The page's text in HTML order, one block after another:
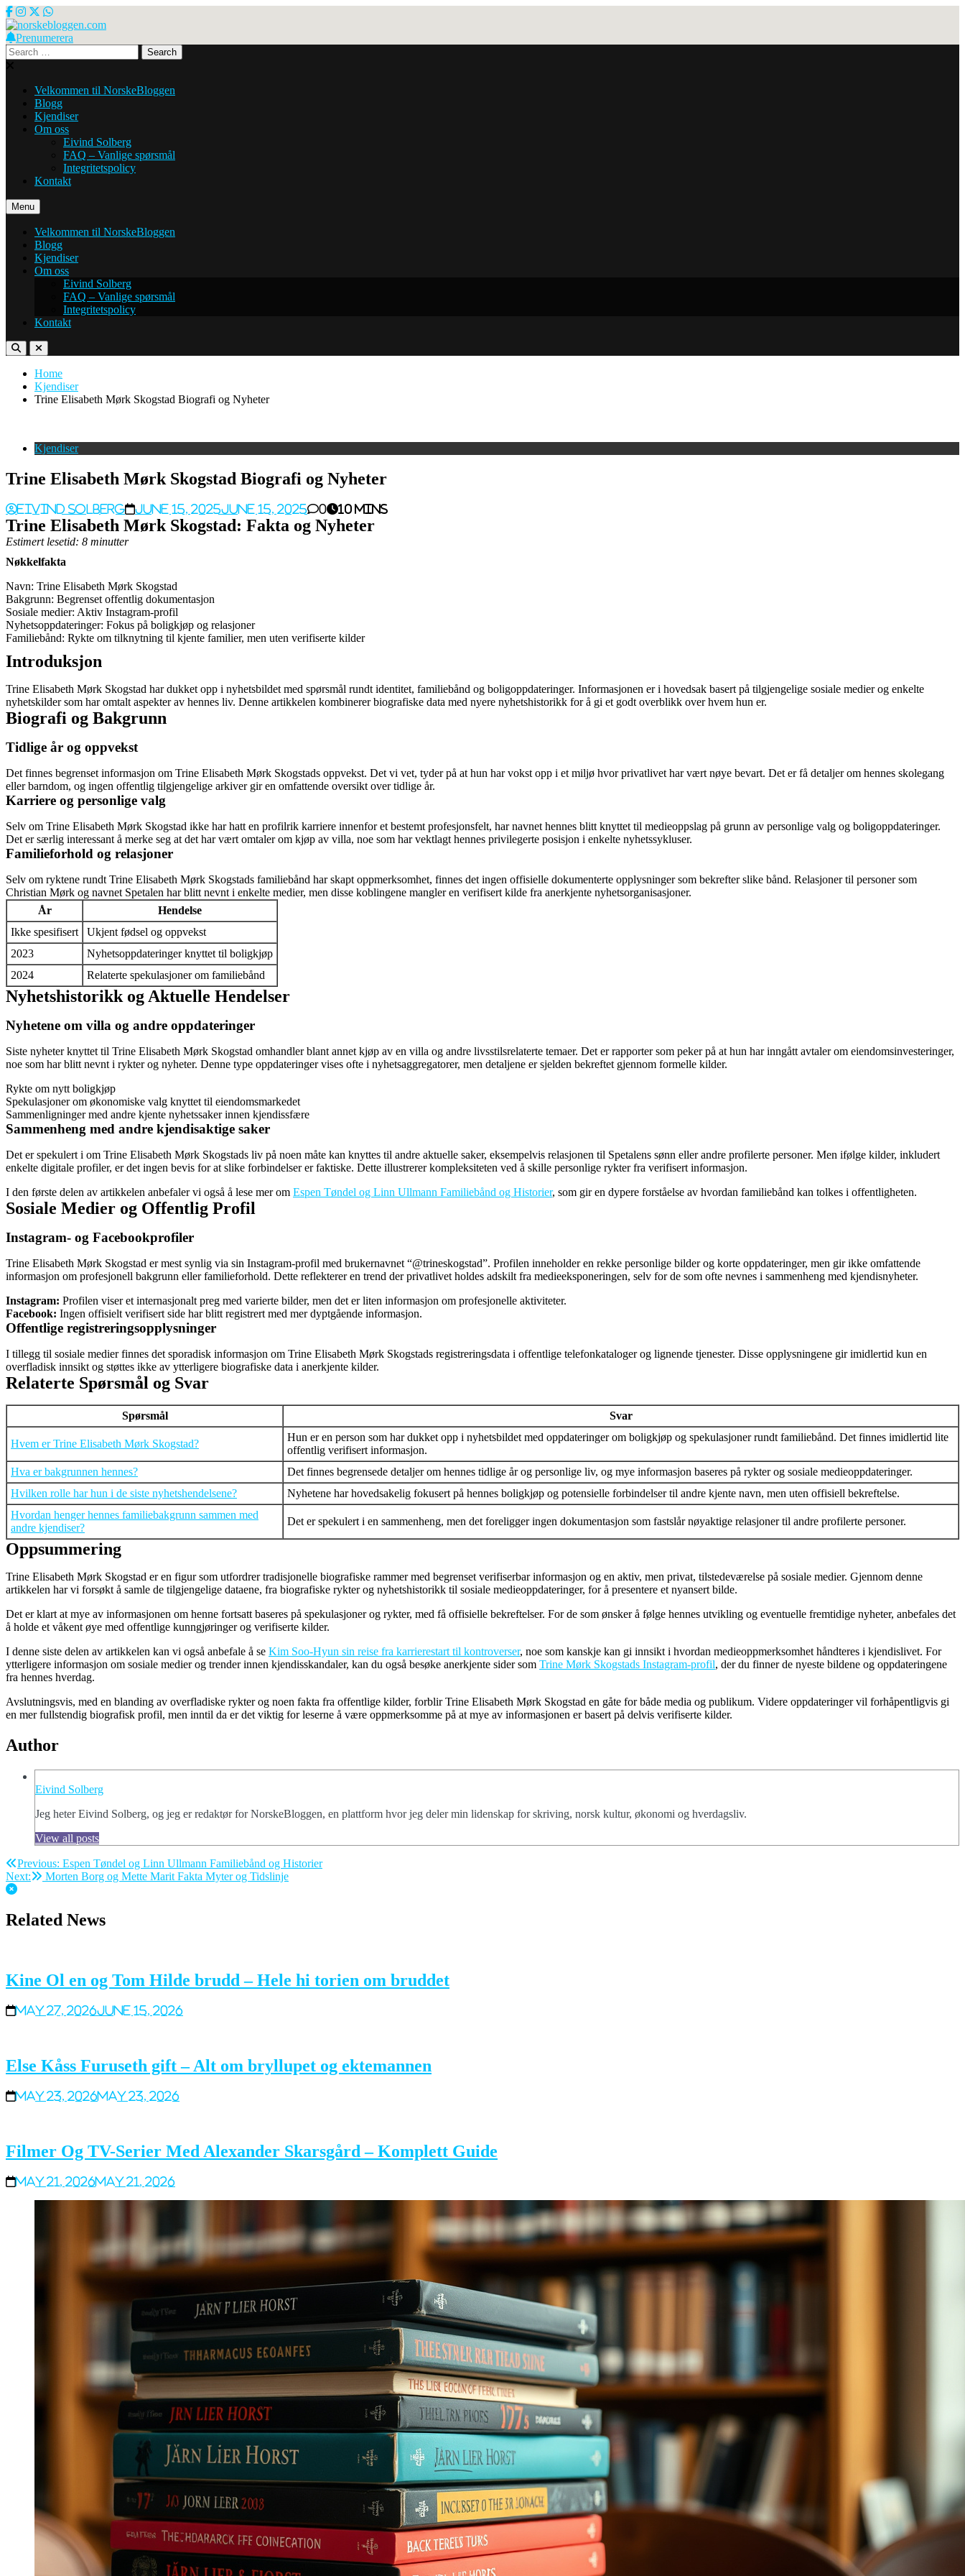
Skip
to
content
norskebloggen.com
Prenumerera
Search
for:
Velkommen til NorskeBloggen
Blogg
Kjendiser
Om oss
Eivind Solberg
FAQ – Vanlige spørsmål
Integritetspolicy
Kontakt
Menu
Velkommen til NorskeBloggen
Blogg
Kjendiser
Om oss
Eivind Solberg
FAQ – Vanlige spørsmål
Integritetspolicy
Kontakt
Home
Kjendiser
Trine Elisabeth Mørk Skogstad Biografi og Nyheter
Kjendiser
Trine Elisabeth Mørk Skogstad Biografi og Nyheter
Eivind Solberg June 15, 2025June 15, 2025 0 10 mins
Trine Elisabeth Mørk Skogstad: Fakta og Nyheter
Estimert lesetid: 8 minutter
Nøkkelfakta
Navn: Trine Elisabeth Mørk Skogstad
Bakgrunn: Begrenset offentlig dokumentasjon
Sosiale medier: Aktiv Instagram-profil
Nyhetsoppdateringer: Fokus på boligkjøp og relasjoner
Familiebånd: Rykte om tilknytning til kjente familier, men uten verifiserte kilder
Introduksjon
Trine Elisabeth Mørk Skogstad har dukket opp i nyhetsbildet med spørsmål rundt identitet, familiebånd og boligoppdateringer. Informasjonen er i hovedsak basert på tilgjengelige sosiale medier og enkelte
nyhetskilder som har omtalt aspekter av hennes liv. Denne artikkelen kombinerer biografiske data med nyere nyhetshistorikk for å gi et godt overblikk over hvem hun er.
Biografi og Bakgrunn
Tidlige år og oppvekst
Det finnes begrenset informasjon om Trine Elisabeth Mørk Skogstads oppvekst. Det vi vet, tyder på at hun har vokst opp i et miljø hvor privatlivet har vært nøye bevart. Det er få detaljer om hennes skolegang
eller barndom, og ingen offentlig tilgjengelige arkiver gir en omfattende oversikt over tidlige år.
Karriere og personlige valg
Selv om Trine Elisabeth Mørk Skogstad ikke har hatt en profilrik karriere innenfor et bestemt profesjonsfelt, har navnet hennes blitt knyttet til medieoppslag på grunn av personlige valg og boligoppdateringer.
Det er særlig interessant å merke seg at det har vært omtaler om kjøp av villa, noe som har vektlagt hennes privilegerte posisjon i enkelte nyhetssykluser.
Familieforhold og relasjoner
Selv om ryktene rundt Trine Elisabeth Mørk Skogstads familiebånd har skapt oppmerksomhet, finnes det ingen offisielle dokumenterte opplysninger som bekrefter slike bånd. Relasjoner til personer som
Christian Mørk og navnet Spetalen har blitt nevnt i enkelte medier, men disse koblingene mangler en verifisert kilde fra anerkjente nyhetsorganisasjoner.
År
Hendelse
Ikke spesifisert
Ukjent fødsel og oppvekst
2023
Nyhetsoppdateringer knyttet til boligkjøp
2024
Relaterte spekulasjoner om familiebånd
Nyhetshistorikk og Aktuelle Hendelser
Nyhetene om villa og andre oppdateringer
Siste nyheter knyttet til Trine Elisabeth Mørk Skogstad omhandler blant annet kjøp av en villa og andre livsstilsrelaterte temaer. Det er rapporter som peker på at hun har inngått avtaler om eiendomsinvesteringer,
noe som har blitt nevnt i rykter og nyheter. Denne type oppdateringer vises ofte i nyhetsaggregatorer, men detaljene er sjelden bekreftet gjennom formelle kilder.
Rykte om nytt boligkjøp
Spekulasjoner om økonomiske valg knyttet til eiendomsmarkedet
Sammenligninger med andre kjente nyhetssaker innen kjendissfære
Sammenheng med andre kjendisaktige saker
Det er spekulert i om Trine Elisabeth Mørk Skogstads liv på noen måte kan knyttes til andre aktuelle saker, eksempelvis relasjonen til Spetalens sønn eller andre profilerte personer. Men ifølge kilder, inkludert
enkelte digitale profiler, er det ingen bevis for at slike forbindelser er faktiske. Dette illustrerer kompleksiteten ved å skille personlige rykter fra verifisert informasjon.
I den første delen av artikkelen anbefaler vi også å lese mer om Espen Tøndel og Linn Ullmann Familiebånd og Historier, som gir en dypere forståelse av hvordan familiebånd kan tolkes i offentligheten.
Sosiale Medier og Offentlig Profil
Instagram- og Facebookprofiler
Trine Elisabeth Mørk Skogstad er mest synlig via sin Instagram-profil med brukernavnet “@trineskogstad”. Profilen inneholder en rekke personlige bilder og korte oppdateringer, men gir ikke omfattende
informasjon om profesjonell bakgrunn eller familieforhold. Dette reflekterer en trend der privatlivet holdes adskilt fra medieeksponeringen, selv for de som ofte nevnes i sammenheng med kjendisnyheter.
Instagram: Profilen viser et internasjonalt preg med varierte bilder, men det er liten informasjon om profesjonelle aktiviteter.
Facebook: Ingen offisielt verifisert side har blitt registrert med mer dyptgående informasjon.
Offentlige registreringsopplysninger
I tillegg til sosiale medier finnes det sporadisk informasjon om Trine Elisabeth Mørk Skogstads registreringsdata i offentlige telefonkataloger og lignende tjenester. Disse opplysningene gir imidlertid kun en
overfladisk innsikt og støttes ikke av ytterligere biografiske data i anerkjente kilder.
Relaterte Spørsmål og Svar
Spørsmål Svar
Hvem er Trine Elisabeth Mørk Skogstad?
Hun er en person som har dukket opp i nyhetsbildet med oppdateringer om boligkjøp og spekulasjoner rundt familiebånd. Det finnes imidlertid lite
offentlig verifisert informasjon.
Hva er bakgrunnen hennes?
Det finnes begrensede detaljer om hennes tidlige år og personlige liv, og mye informasjon baseres på rykter og sosiale medieoppdateringer.
Hvilken rolle har hun i de siste nyhetshendelsene?
Nyhetene har hovedsakelig fokusert på hennes boligkjøp og potensielle forbindelser til andre kjente navn, men uten offisiell bekreftelse.
Hvordan henger hennes familiebakgrunn sammen med
andre kjendiser?
Det er spekulert i en sammenheng, men det foreligger ingen dokumentasjon som fastslår nøyaktige relasjoner til andre profilerte personer.
Oppsummering
Trine Elisabeth Mørk Skogstad er en figur som utfordrer tradisjonelle biografiske rammer med begrenset verifiserbar informasjon og en aktiv, men privat, tilstedeværelse på sosiale medier. Gjennom denne
artikkelen har vi forsøkt å samle de tilgjengelige dataene, fra biografiske rykter og nyhetshistorikk til sosiale medieoppdateringer, for å presentere et nyansert bilde.
Det er klart at mye av informasjonen om henne fortsatt baseres på spekulasjoner og rykter, med få offisielle bekreftelser. For de som ønsker å følge hennes utvikling og eventuelle fremtidige nyheter, anbefales det
å holde et våkent øye med offentlige kunngjøringer og verifiserte kilder.
I denne siste delen av artikkelen kan vi også anbefale å se Kim Soo-Hyun sin reise fra karrierestart til kontroverser, noe som kanskje kan gi innsikt i hvordan medieoppmerksomhet håndteres i kjendislivet. For
ytterligere informasjon om sosiale medier og trender innen kjendisskandaler, kan du også besøke anerkjente sider som Trine Mørk Skogstads Instagram-profil, der du finner de nyeste bildene og oppdateringene
fra hennes hverdag.
Avslutningsvis, med en blanding av overfladiske rykter og noen fakta fra offentlige kilder, forblir Trine Elisabeth Mørk Skogstad en gåte for både media og publikum. Videre oppdateringer vil forhåpentligvis gi
en mer fullstendig biografisk profil, men inntil da er det viktig for leserne å være oppmerksomme på at mye av informasjonen er basert på delvis verifiserte kilder.
Author
Eivind Solberg
Jeg heter Eivind Solberg, og jeg er redaktør for NorskeBloggen, en plattform hvor jeg deler min lidenskap for skriving, norsk kultur, økonomi og hverdagsliv.
View all posts
Post
navigation
Previous: Espen Tøndel og Linn Ullmann Familiebånd og Historier
Next:
Morten Borg og Mette Marit Fakta Myter og Tidslinje
Related News
Kine Ol en og Tom Hilde brudd – Hele hi torien om bruddet
May 27, 2026June 15, 2026
Else Kåss Furuseth gift – Alt om bryllupet og ektemannen
May 23, 2026May 23, 2026
Filmer Og TV-Serier Med Alexander Skarsgård – Komplett Guide
May 21, 2026May 21, 2026